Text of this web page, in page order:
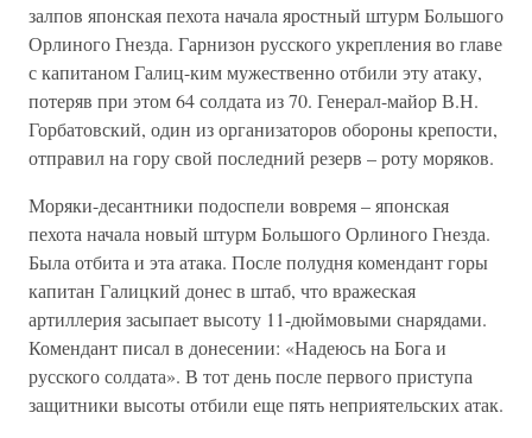
залпов японская пехота начала яростный штурм Большого
Орлиного Гнезда. Гарнизон русского укрепления во главе
с капитаном Галиц-ким мужественно отбили эту атаку,
потеряв при этом 64 солдата из 70. Генерал-майор В.Н.
Горбатовский, один из организаторов обороны крепости,
отправил на гору свой последний резерв – роту моряков.
Моряки-десантники подоспели вовремя – японская
пехота начала новый штурм Большого Орлиного Гнезда.
Была отбита и эта атака. После полудня комендант горы
капитан Галицкий донес в штаб, что вражеская
артиллерия засыпает высоту 11-дюймовыми снарядами.
Комендант писал в донесении: «Надеюсь на Бога и
русского солдата». В тот день после первого приступа
защитники высоты отбили еще пять неприятельских атак.